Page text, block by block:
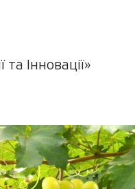
Інновації»